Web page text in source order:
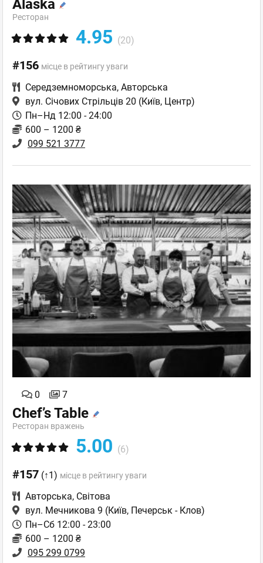
Alaska
Ресторан
4.95 (20)
#156 місце в рейтингу уваги
Середземноморська, Авторська
вул. Січових Стрільців 20 (Київ, Центр)
Пн–Нд 12:00 - 24:00
600 – 1200 ₴
099 521 3777
0 7
Chef’s Table
Ресторан вражень
5.00 (6)
#157 (↑1) місце в рейтингу уваги
Авторська, Світова
вул. Мечникова 9 (Київ, Печерськ - Клов)
Пн–Сб 12:00 - 23:00
600 – 1200 ₴
095 299 0799